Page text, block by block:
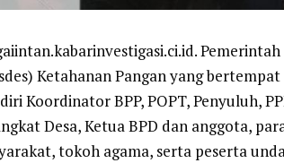
Ketahanan Pangan yang
Koordinator BPP, POPT, Penyuluh,
Desa, Ketua BPD dan anggota,
tokoh agama, serta peserta